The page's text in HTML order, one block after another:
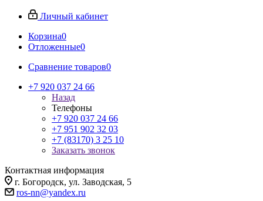
Личный кабинет
Корзина0
Отложенные0
Сравнение товаров0
+7 920 037 24 66
Назад
Телефоны
+7 920 037 24 66
+7 951 902 32 03
+7 (83170) 3 25 10
Заказать звонок
Контактная информация
г. Богородск, ул. Заводская, 5
ros-nn@yandex.ru